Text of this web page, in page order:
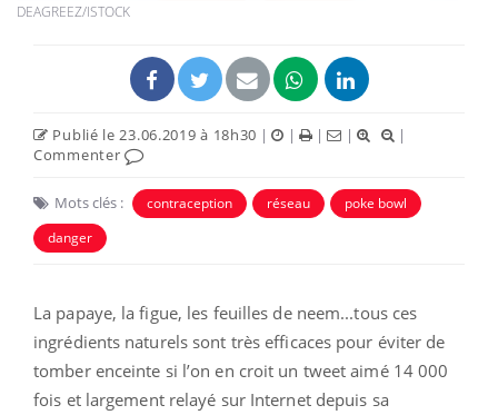
DEAGREEZ/ISTOCK
Publié le 23.06.2019 à 18h30 | | | |
|
Commenter
Mots clés : contraception réseau
poke bowl
danger
La papaye, la figue, les feuilles de neem...tous ces
ingrédients naturels sont très efficaces pour éviter de
tomber enceinte si l’on en croit un tweet aimé 14 000
fois et largement relayé sur Internet depuis sa